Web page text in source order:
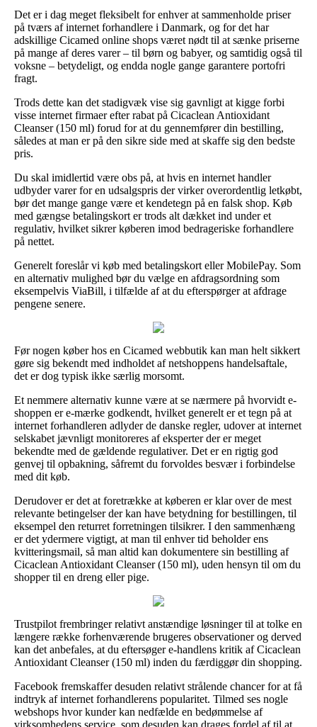
Det er i dag meget fleksibelt for enhver at sammenholde priser
på tværs af internet forhandlere i Danmark, og for det har
adskillige Cicamed online shops været nødt til at sænke priserne
på mange af deres varer – til børn og babyer, og samtidig også til
voksne – betydeligt, og endda nogle gange garantere portofri
fragt.
Trods dette kan det stadigvæk vise sig gavnligt at kigge forbi
visse internet firmaer efter rabat på Cicaclean Antioxidant
Cleanser (150 ml) forud for at du gennemfører din bestilling,
således at man er på den sikre side med at skaffe sig den bedste
pris.
Du skal imidlertid være obs på, at hvis en internet handler
udbyder varer for en udsalgspris der virker overordentlig letkøbt,
bør det mange gange være et kendetegn på en falsk shop. Køb
med gængse betalingskort er trods alt dækket ind under et
regulativ, hvilket sikrer køberen imod bedrageriske forhandlere
på nettet.
Generelt foreslår vi køb med betalingskort eller MobilePay. Som
en alternativ mulighed bør du vælge en afdragsordning som
eksempelvis ViaBill, i tilfælde af at du efterspørger at afdrage
pengene senere.
Før nogen køber hos en Cicamed webbutik kan man helt sikkert
gøre sig bekendt med indholdet af netshoppens handelsaftale,
det er dog typisk ikke særlig morsomt.
Et nemmere alternativ kunne være at se nærmere på hvorvidt e-
shoppen er e-mærke godkendt, hvilket generelt er et tegn på at
internet forhandleren adlyder de danske regler, udover at internet
selskabet jævnligt monitoreres af eksperter der er meget
bekendte med de gældende regulativer. Det er en rigtig god
genvej til opbakning, såfremt du forvoldes besvær i forbindelse
med dit køb.
Derudover er det at foretrække at køberen er klar over de mest
relevante betingelser der kan have betydning for bestillingen, til
eksempel den returret forretningen tilsikrer. I den sammenhæng
er det ydermere vigtigt, at man til enhver tid beholder ens
kvitteringsmail, så man altid kan dokumentere sin bestilling af
Cicaclean Antioxidant Cleanser (150 ml), uden hensyn til om du
shopper til en dreng eller pige.
Trustpilot frembringer relativt anstændige løsninger til at tolke en
længere række forhenværende brugeres observationer og derved
kan det anbefales, at du eftersøger e-handlens kritik af Cicaclean
Antioxidant Cleanser (150 ml) inden du færdiggør din shopping.
Facebook fremskaffer desuden relativt strålende chancer for at få
indtryk af internet forhandlerens popularitet. Tilmed ses nogle
webshops hvor kunder kan nedfælde en bedømmelse af
virksomhedens service, som desuden kan drages fordel af til at